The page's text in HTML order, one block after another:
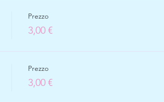
Prezzo
3,00 €
Prezzo
3,00 €